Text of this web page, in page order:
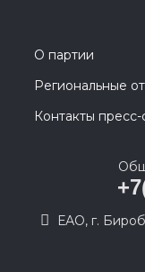
О партии
Региональные
Контакты
ЕАО, г.